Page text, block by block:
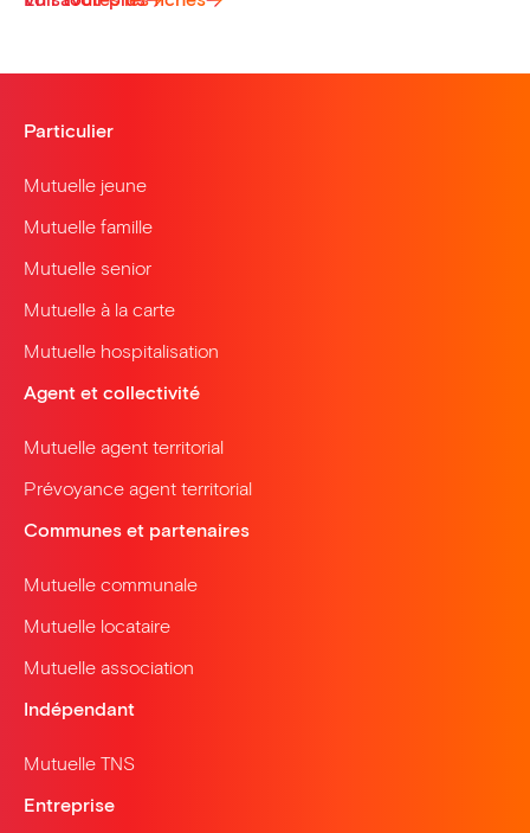
Particulier
Mutuelle jeune
Mutuelle famille
Mutuelle senior
Mutuelle à la carte
Mutuelle hospitalisation
Agent et collectivité
Mutuelle agent territorial
Prévoyance agent territorial
Communes et partenaires
Mutuelle communale
Mutuelle locataire
Mutuelle association
Indépendant
Mutuelle TNS
Entreprise